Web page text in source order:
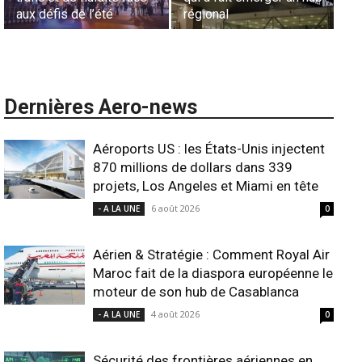
l’harmonisation globale
ANSCO
Dernières Aero-news
Aéroports US : les États-Unis injectent
870 millions de dollars dans 339
projets, Los Angeles et Miami en tête
- A LA UNE 6 août 2026 0
Aérien & Stratégie : Comment Royal Air
Maroc fait de la diaspora européenne le
moteur de son hub de Casablanca
- A LA UNE 4 août 2026 0